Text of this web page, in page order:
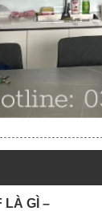
LÀ GÌ –